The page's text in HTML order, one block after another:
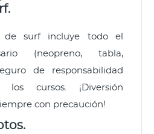
de surf incluye todo el
(neopreno, tabla,
de responsabilidad
cursos. ¡Diversión
con precaución!